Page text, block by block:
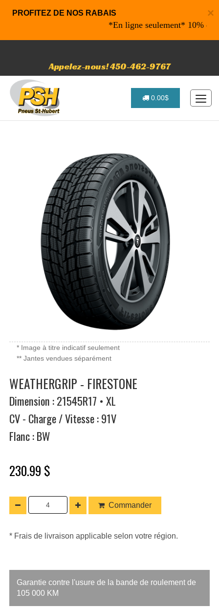
×
PROFITEZ DE NOS RABAIS
*En ligne seulement* 10% de
Appelez-nous! 450-462-9767
0.00$
* Image à titre indicatif seulement
** Jantes vendues séparément
WEATHERGRIP - FIRESTONE
Dimension : 21545R17 • XL
CV - Charge / Vitesse : 91V
Flanc : BW
230.99 $
Commander
* Frais de livraison applicable selon votre région.
Garantie contre l'usure de la bande de roulement de
105 000 KM